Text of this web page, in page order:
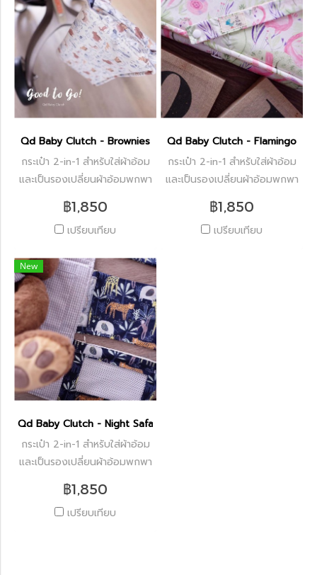
Qd Baby Clutch - Brownies
กระเป๋า 2-in-1 สำหรับใส่ผ้าอ้อม
และเป็นรองเปลี่ยนผ้าอ้อมพกพา
฿1,850
เปรียบเทียบ
Qd Baby Clutch - Flamingo
กระเป๋า 2-in-1 สำหรับใส่ผ้าอ้อม
และเป็นรองเปลี่ยนผ้าอ้อมพกพา
฿1,850
เปรียบเทียบ
New
Qd Baby Clutch - Night Safari
กระเป๋า 2-in-1 สำหรับใส่ผ้าอ้อม
และเป็นรองเปลี่ยนผ้าอ้อมพกพา
฿1,850
เปรียบเทียบ